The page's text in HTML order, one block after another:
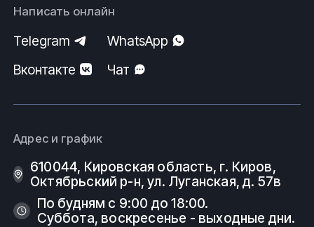
Написать онлайн
Telegram
WhatsApp
Вконтакте
Чат
Адрес и график
610044, Кировская область, г. Киров, ​
Октябрьский р-н, ​ул. Луганская, д. 57в
По будням с 9:00 до 18:00.
Суббота, воскресенье - выходные дни.